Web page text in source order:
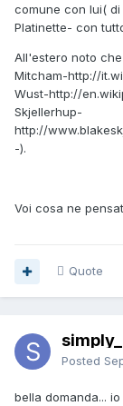
comune con lui(
Platinette- con
All'estero noto
Mitcham-http://
Wust-http://
Skjellerhup-
http://
-).
Voi cosa ne
Quote
Posted
bella domanda...